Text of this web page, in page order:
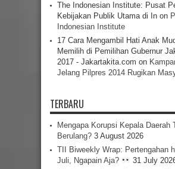
The Indonesian Institute: Pusat
Kebijakan Publik Utama di In on
Indonesian Institute
17 Cara Mengambil Hati Anak
Memilih di Pemilihan Gubernur
2017 - Jakartakita.com on
Jelang Pilpres 2014 Rugikan
TERBARU
Mengapa Korupsi Kepala Daerah
Berulang? 3 August 2026
TII Biweekly Wrap: Pertengahan
Juli, Ngapain Aja?
31 July